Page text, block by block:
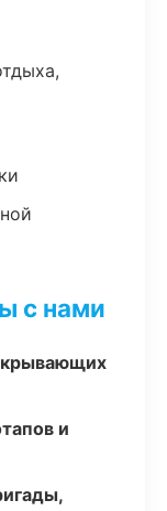
с нами
и